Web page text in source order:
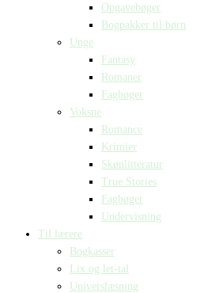
Opgavebøger
Bogpakker til børn
Unge
Fantasy
Romaner
Fagbøger
Voksne
Romance
Krimier
Skønlitteratur
True Stories
Fagbøger
Undervisning
Til lærere
Bogkasser
Lix og let-tal
Universlæsning